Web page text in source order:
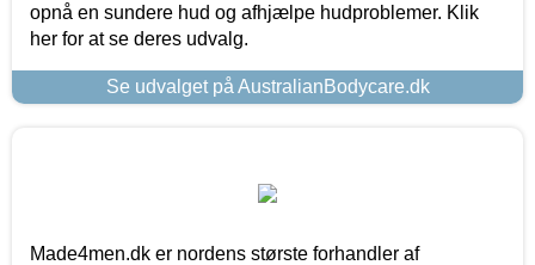
opnå en sundere hud og afhjælpe hudproblemer. Klik
her for at se deres udvalg.
Se udvalget på AustralianBodycare.dk
Made4men.dk er nordens største forhandler af